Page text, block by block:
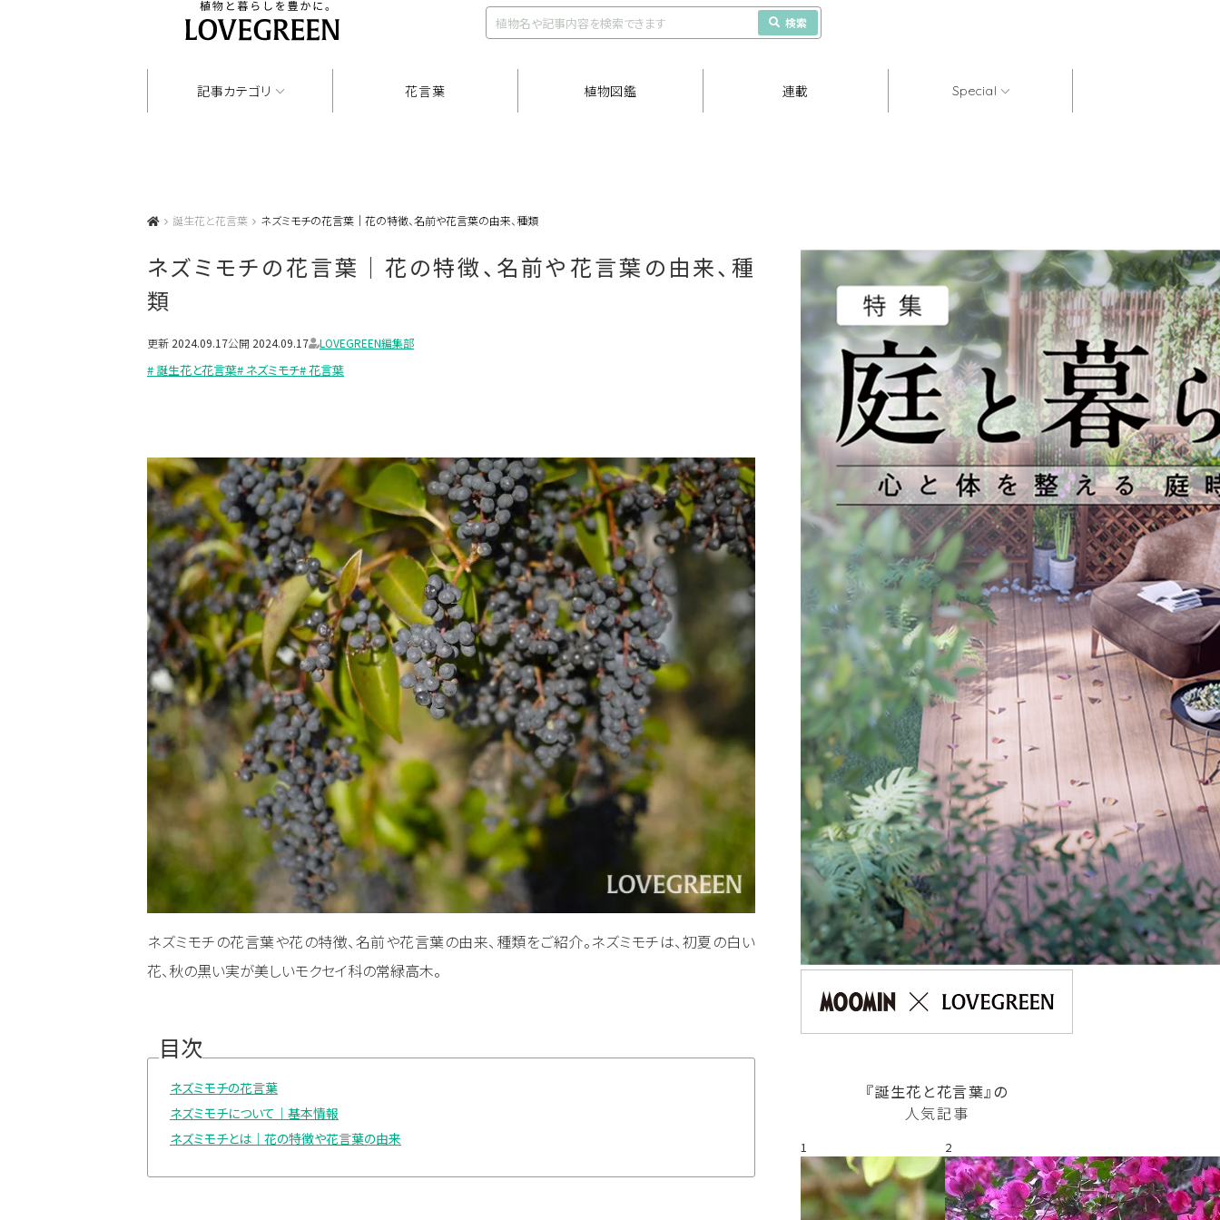
検索
記事カテゴリ 花言葉 植物図鑑 連載 Special
誕生花と花言葉 ネズミモチの花言葉｜花の特徴、名前や花言葉の由来、種類
ネズミモチの花言葉｜花の特徴、名前や花言葉の由来、種
類
更新 2024.09.17公開 2024.09.17 LOVEGREEN編集部
# 誕生花と花言葉# ネズミモチ# 花言葉
ネズミモチの花言葉や花の特徴、名前や花言葉の由来、種類をご紹介。ネズミモチは、初夏の白い
花、秋の黒い実が美しいモクセイ科の常緑高木。
目次
ネズミモチの花言葉
ネズミモチについて｜基本情報
ネズミモチとは｜花の特徴や花言葉の由来
『誕生花と花言葉』の
人気記事
1 2